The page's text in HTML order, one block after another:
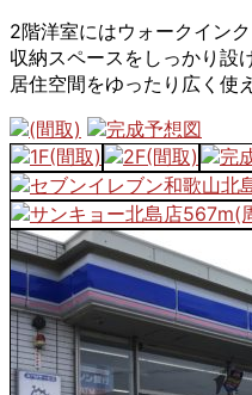
2階洋室にはウォークイン
収納スペースをしっかり設
居住空間をゆったり広く使